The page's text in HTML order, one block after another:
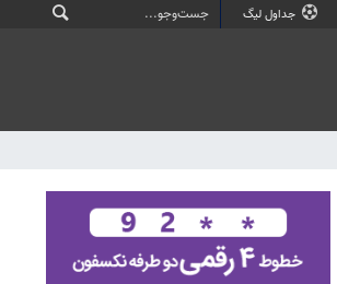
جداول لیگ